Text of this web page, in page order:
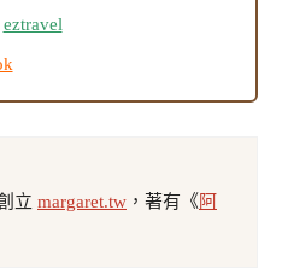
eztravel
立 margaret.tw ，著有《阿